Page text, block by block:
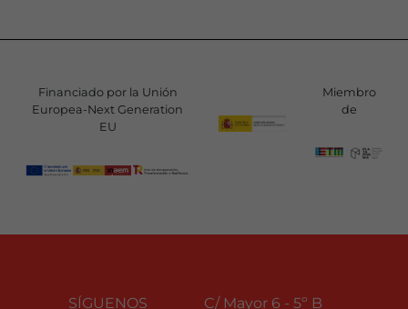
Financiado por la Unión
Europea-Next Generation
EU
Miembro
de
SÍGUENOS C/ Mayor 6 - 5º B